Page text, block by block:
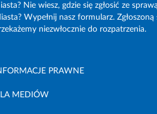
Nie wiesz, gdzie się zgłosić ze
Wypełnij nasz formularz. Zgłoszoną
niezwłocznie do rozpatrzenia.
PRAWNE
MEDIÓW